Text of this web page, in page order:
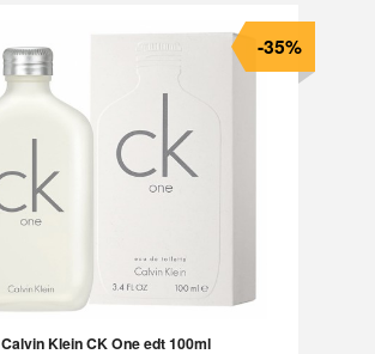
Calvin Klein CK One edt 100ml
-35%